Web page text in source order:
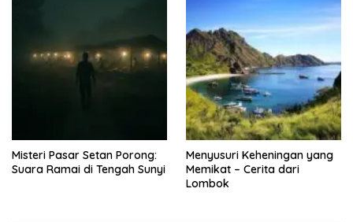
Misteri Pasar Setan Porong:
Suara Ramai di Tengah Sunyi
Menyusuri Keheningan yang
Memikat – Cerita dari
Lombok